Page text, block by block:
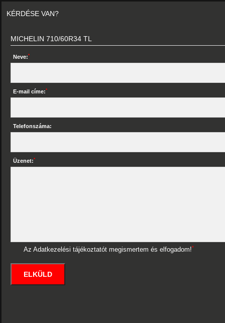
KÉRDÉSE VAN?
MICHELIN 710/60R34 TL
Neve:*
E-mail címe:*
Telefonszáma:
Üzenet:*
Az Adatkezelési tájékoztatót megismertem és elfogadom!*